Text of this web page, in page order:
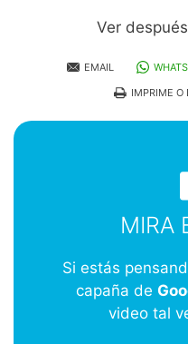
Ver
EMAIL
IMPRIME O
MIRA
Si estás
capaña de
video tal